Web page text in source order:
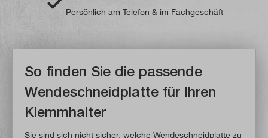
Persönlich am Telefon & im Fachgeschäft
So finden Sie die passende
Wendeschneidplatte für Ihren
Klemmhalter
Sie sind sich nicht sicher, welche Wendeschneidplatte zu